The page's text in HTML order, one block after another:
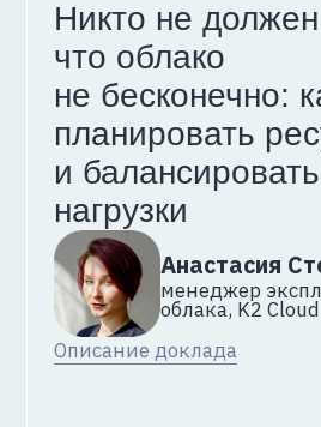
как это было
Смотреть записи выступлений